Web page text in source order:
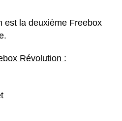
est la deuxième Freebox
Révolution :